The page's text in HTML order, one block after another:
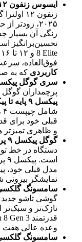
ایسوس زنفون ۱۲ اولترا (۱۱۴۵ دلار در آمازون):
زنفون
۲۰۲۵،
رنگی آن بسیار
فوق‌العاده،
کاربردی که به
سری گوگل پیکسل ۹ (۱۰۹۹ دلار در
پرچمداران
پیکسل ۹ پایه تا پیکسل ۹ پرو و پیکسل ۹ پرو XL
شامل چیپست
قبلی خود برای
و ظاهری تمیزتر
گوگل پیکسل ۹ پرو فولد (۱۷۹۹ دلار در آمازون):
دستگاه در خط
مدل قبلی خود،
نمایشگر
سامسونگ گلکسی زد فولد ۶
گوشی تاشو
نازک‌تر و
وعده عالی هفت
سامسونگ گلکسی زد فلیپ ۶